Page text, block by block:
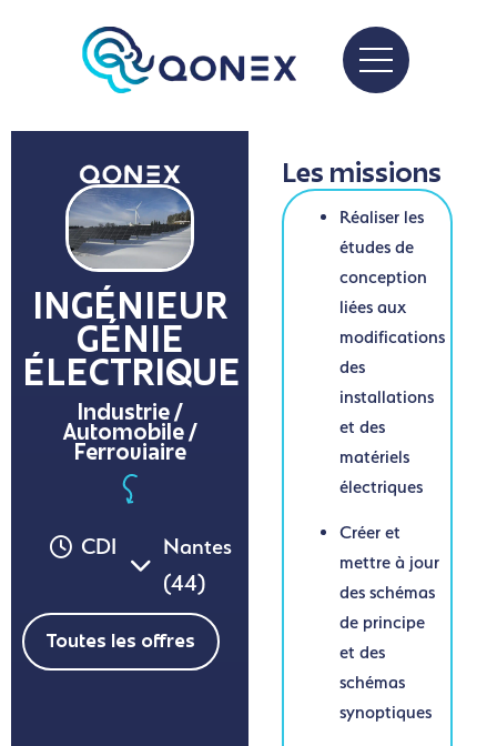
INGÉNIEUR
GÉNIE
ÉLECTRIQUE
Industrie /
Automobile /
Ferroviaire
CDI
Nantes
(44)
Toutes les offres
Les missions
Réaliser les
études de
conception
liées aux
modifications
des
installations
et des
matériels
électriques
Créer et
mettre à jour
des schémas
de principe
et des
schémas
synoptiques